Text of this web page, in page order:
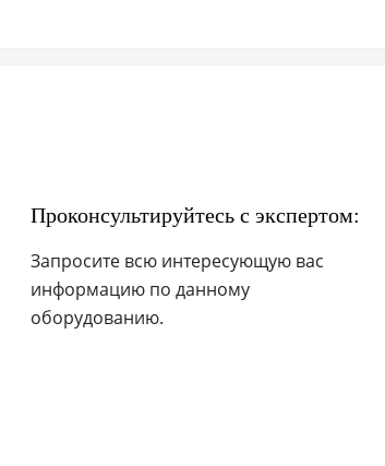
Проконсультируйтесь с экспертом:
Запросите всю интересующую вас
информацию по данному
оборудованию.